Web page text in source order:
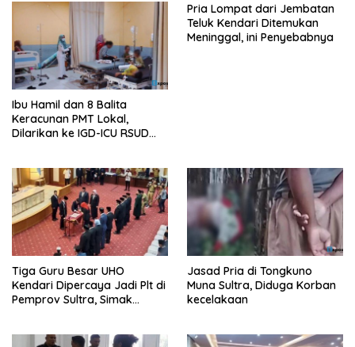
Ibu Hamil dan 8 Balita
Keracunan PMT Lokal,
Dilarikan ke IGD-ICU RSUD
Pria Lompat dari Jembatan
Teluk Kendari Ditemukan
Meninggal, ini Penyebabnya
Tiga Guru Besar UHO
Kendari Dipercaya Jadi Plt di
Pemprov Sultra, Simak
Jasad Pria di Tongkuno
Muna Sultra, Diduga Korban
kecelakaan